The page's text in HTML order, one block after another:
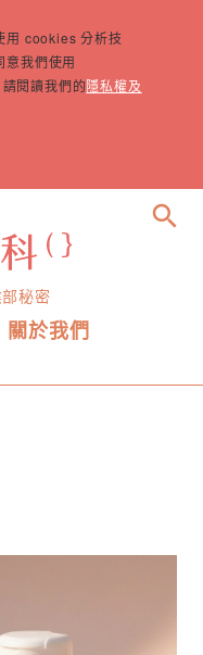
用 cookies 分析技
意我們使用
閱讀我們的隱私權及
秘密
關於我們
search